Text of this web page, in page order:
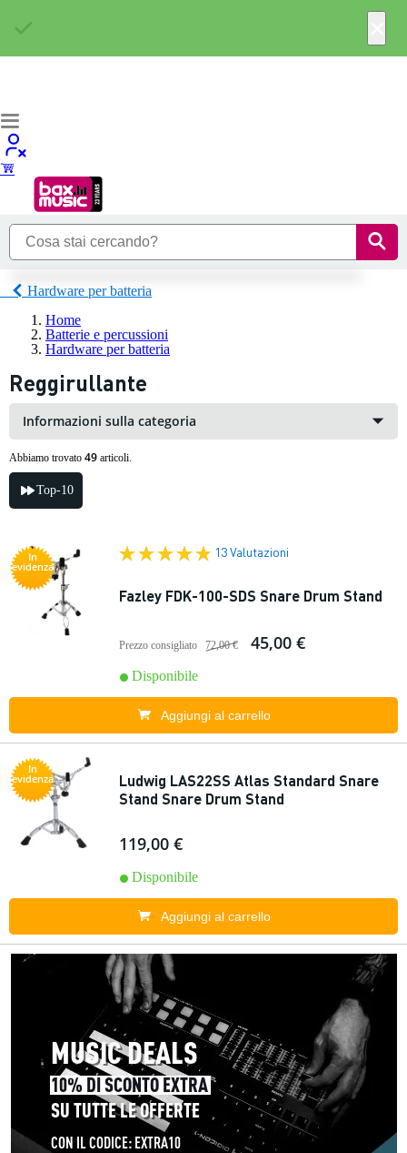
Hardware per batteria
Home
Batterie e percussioni
Hardware per batteria
Reggirullante
Informazioni sulla categoria
Abbiamo trovato 49 articoli.
Top-10
In
evidenza
13 Valutazioni
Fazley FDK-100-SDS Snare Drum Stand
Prezzo consigliato 72,00 € 45,00 €
Disponibile
Aggiungi al carrello
In
evidenza
Ludwig LAS22SS Atlas Standard Snare
Stand Snare Drum Stand
119,00 €
Disponibile
Aggiungi al carrello